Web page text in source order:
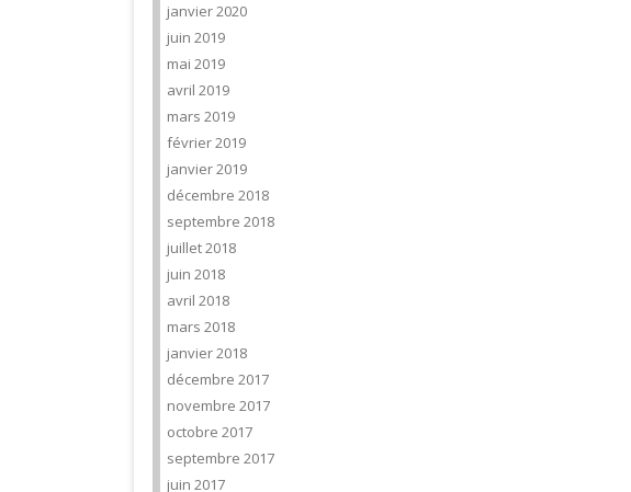
janvier 2020
juin 2019
mai 2019
avril 2019
mars 2019
février 2019
janvier 2019
décembre 2018
septembre 2018
juillet 2018
juin 2018
avril 2018
mars 2018
janvier 2018
décembre 2017
novembre 2017
octobre 2017
septembre 2017
juin 2017